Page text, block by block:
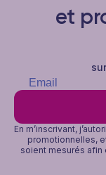
et
En m’inscrivant,
promotionnelles,
soient mesurés afin